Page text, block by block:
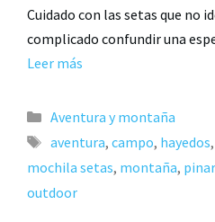
Cuidado con las setas que no
complicado confundir una
Leer más
Aventura y montaña
aventura, campo, hayedos,
mochila setas, montaña,
outdoor